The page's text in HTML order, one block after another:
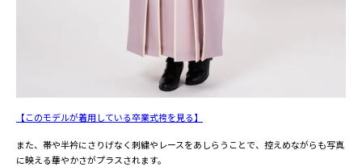
【このモデルが着用している卒業式袴を見る】
また、帯や半衿にさりげなく刺繍やレースをあしらうことで、控えめながらも写真
に映える華やかさがプラスされます。